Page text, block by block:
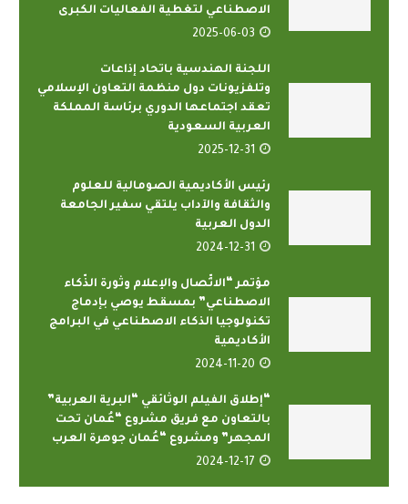
الاصطناعي لتغطية الفعاليات الكبرى
2025-06-03
اللجنة الهندسية باتحاد إذاعات
وتلفزيونات دول منظمة التعاون الإسلامي
تعقد اجتماعها الدوري برئاسة المملكة
العربية السعودية
2025-12-31
رئيس الأكاديمية الصومالية للعلوم
والثقافة والآداب يلتقي سفير الجامعة
الدول العربية
2024-12-31
مؤتمر “الاتِّصال والإعلام وثورة الذّكاء
الاصطناعي” بمسقط يوصي بإدماج
تكنولوجيا الذكاء الاصطناعي في البرامج
الأكاديمية
2024-11-20
“إطلاق الفيلم الوثائقي “البرية العربية”
بالتعاون مع فريق مشروع “عُمان تحت
المجهر” ومشروع “عُمان جوهرة العرب
2024-12-17